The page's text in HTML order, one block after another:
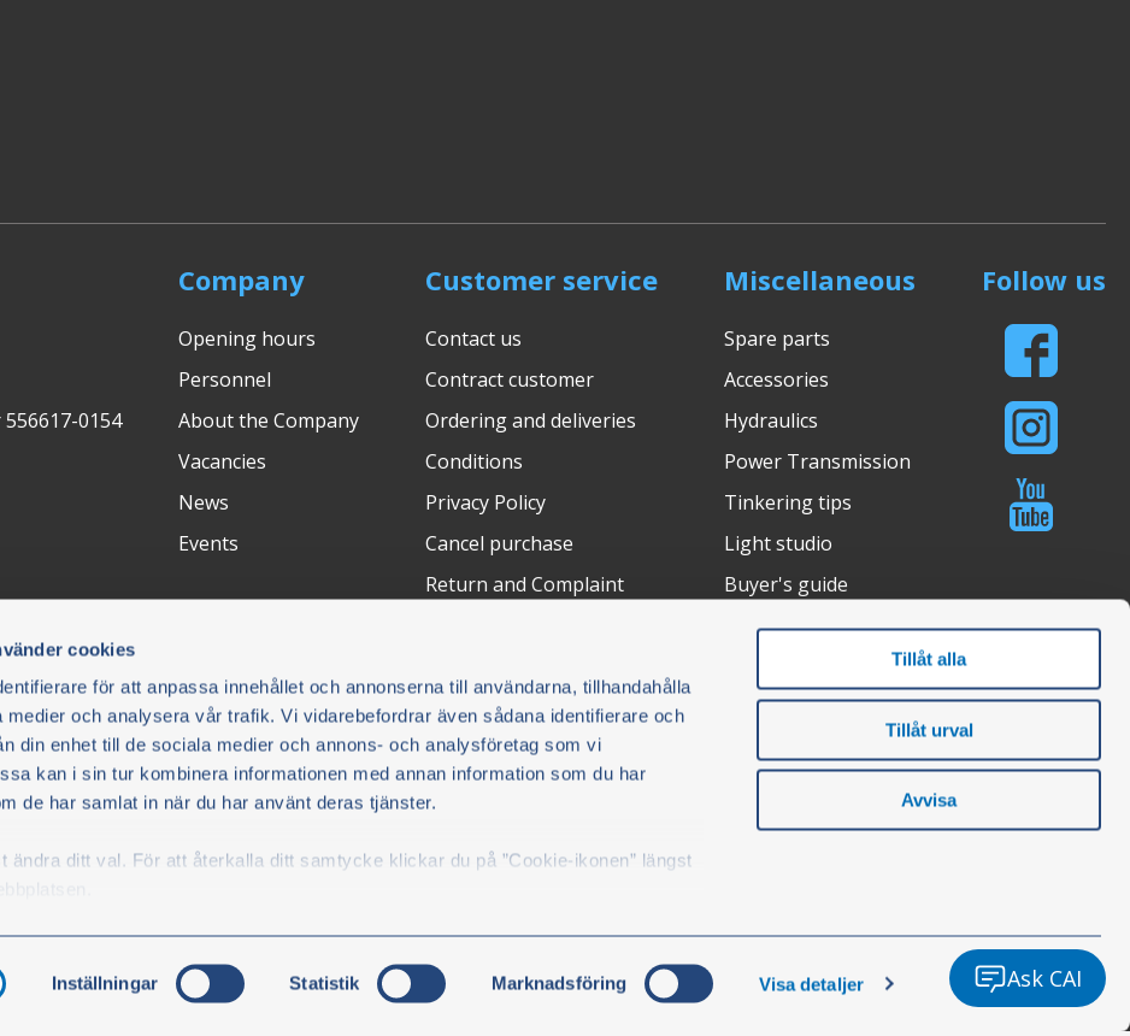
cookies
för att anpassa innehållet och annonserna till användarna, tillhandahålla
medier och analysera vår trafik. Vi vidarebefordrar även sådana identifierare och
din enhet till de sociala medier och annons- och analysföretag som vi
kan i sin tur kombinera informationen med annan information som du har
de har samlat in när du har använt deras tjänster.
ändra ditt val. För att återkalla ditt samtycke klickar du på ”Cookie-ikonen” längst
Inställningar Statistik Marknadsföring Visa detaljer
Tillåt alla
Tillåt urval
Avvisa
0154
Company
Opening hours
Personnel
About the Company
Vacancies
News
Events
Customer service
Contact us
Contract customer
Ordering and deliveries
Conditions
Privacy Policy
Cancel purchase
Return and Complaint
Miscellaneous
Spare parts
Accessories
Hydraulics
Power Transmission
Tinkering tips
Light studio
Buyer's guide
Follow us
is
you
Method of
payment
ShippingCertifications
Ask CAI